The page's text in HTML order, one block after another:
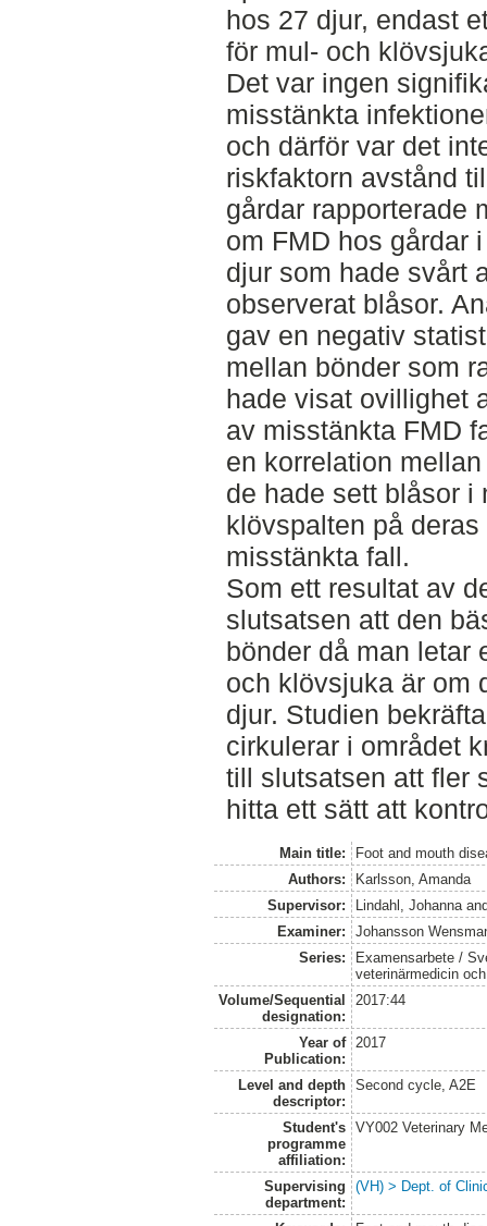
hos 27 djur, endast
för mul- och
Det var ingen
misstänkta
och därför var det
riskfaktorn avstånd
gårdar rapporterade
om FMD hos gårdar
djur som hade svårt
observerat blåsor.
gav en negativ
mellan bönder som
hade visat ovillighet
av misstänkta FMD
en korrelation
de hade sett blåsor i
klövspalten på
misstänkta fall.
Som ett resultat av
slutsatsen att den
bönder då man letar
och klövsjuka är om
djur. Studien
cirkulerar i området
till slutsatsen att fler
hitta ett sätt att
Main title:
Foot and mouth
Authors:
Karlsson, Amanda
Supervisor:
Lindahl, Johanna
Examiner:
Johansson
Series:
Examensarbete /
veterinärmedicin
Volume/Sequential
designation:
2017:44
Year of
Publication:
2017
Level and depth
descriptor:
Second cycle, A2E
Student's
programme
affiliation:
VY002 Veterinary
Supervising
department:
(VH) > Dept. of